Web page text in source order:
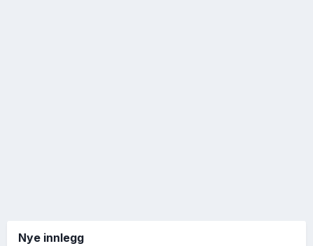
Nye innlegg